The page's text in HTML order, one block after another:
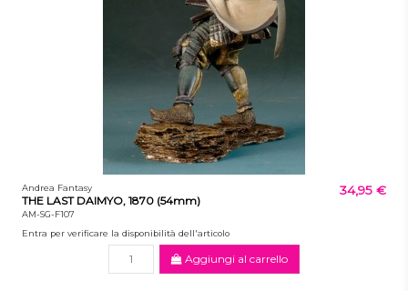
Andrea Fantasy
THE LAST DAIMYO, 1870 (54mm)
AM-SG-F107
34,95 €
Entra per verificare la disponibilità dell'articolo
Aggiungi al carrello